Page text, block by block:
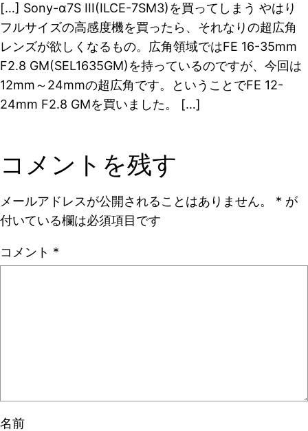
[…] Sony-α7S III(ILCE-7SM3)を買ってしまう やはり
フルサイズの高感度機を買ったら、それなりの超広角
レンズが欲しくなるもの。広角領域ではFE 16-35mm
F2.8 GM(SEL1635GM)を持っているのですが、今回は
12mm～24mmの超広角です。ということでFE 12-
24mm F2.8 GMを買いました。 […]
コメントを残す
メールアドレスが公開されることはありません。 * が
付いている欄は必須項目です
コメント *
名前